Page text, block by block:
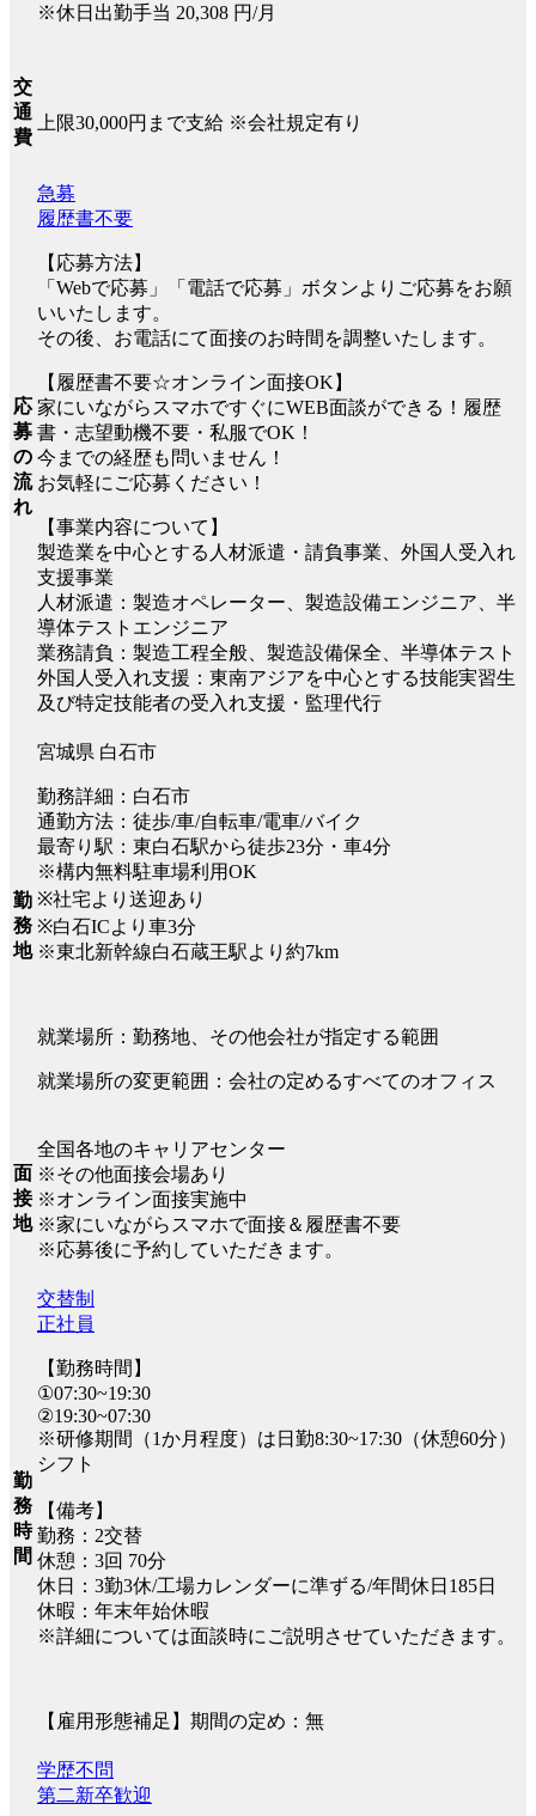
※休日出勤手当 20,308 円/月
交
通
費
上限30,000円まで支給 ※会社規定有り
応
募
の
流
れ
急募
履歴書不要
【応募方法】
「Webで応募」「電話で応募」ボタンよりご応募をお願
いいたします。
その後、お電話にて面接のお時間を調整いたします。
【履歴書不要☆オンライン面接OK】
家にいながらスマホですぐにWEB面談ができる！履歴
書・志望動機不要・私服でOK！
今までの経歴も問いません！
お気軽にご応募ください！
【事業内容について】
製造業を中心とする人材派遣・請負事業、外国人受入れ
支援事業
人材派遣：製造オペレーター、製造設備エンジニア、半
導体テストエンジニア
業務請負：製造工程全般、製造設備保全、半導体テスト
外国人受入れ支援：東南アジアを中心とする技能実習生
及び特定技能者の受入れ支援・監理代行
勤
務
地
宮城県 白石市
勤務詳細：白石市
通勤方法：徒歩/車/自転車/電車/バイク
最寄り駅：東白石駅から徒歩23分・車4分
※構内無料駐車場利用OK
※社宅より送迎あり
※白石ICより車3分
※東北新幹線白石蔵王駅より約7km
就業場所：勤務地、その他会社が指定する範囲
就業場所の変更範囲：会社の定めるすべてのオフィス
面
接
地
全国各地のキャリアセンター
※その他面接会場あり
※オンライン面接実施中
※家にいながらスマホで面接＆履歴書不要
※応募後に予約していただきます。
勤
務
時
間
交替制
正社員
【勤務時間】
①07:30~19:30
②19:30~07:30
※研修期間（1か月程度）は日勤8:30~17:30（休憩60分）
シフト
【備考】
勤務：2交替
休憩：3回 70分
休日：3勤3休/工場カレンダーに準ずる/年間休日185日
休暇：年末年始休暇
※詳細については面談時にご説明させていただきます。
【雇用形態補足】期間の定め：無
学歴不問
第二新卒歓迎